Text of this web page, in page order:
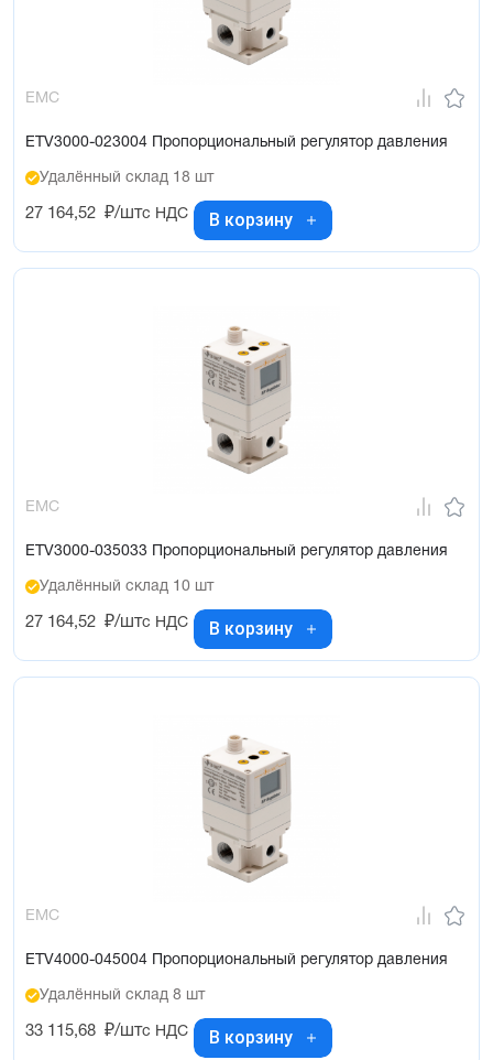
EMC
ETV3000-023004 Пропорциональный регулятор давления
Удалённый склад 18 шт
27 164,52 ₽/штс НДС В корзину
EMC
ETV3000-035033 Пропорциональный регулятор давления
Удалённый склад 10 шт
27 164,52 ₽/штс НДС В корзину
EMC
ETV4000-045004 Пропорциональный регулятор давления
Удалённый склад 8 шт
33 115,68 ₽/штс НДС В корзину